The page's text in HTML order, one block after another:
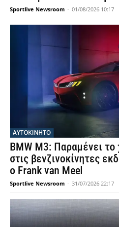
Sportlive Newsroom - 01/08/2026 10:17
ΑΥΤΟΚΙΝΗΤΟ
BMW M3: Παραμένει το
στις βενζινοκίνητες
ο Frank van Meel
Sportlive Newsroom - 31/07/2026 22:17